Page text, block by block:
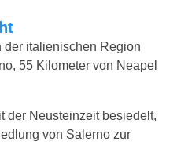
der italienischen Region
55 Kilometer von Neapel
der Neusteinzeit besiedelt,
von Salerno zur